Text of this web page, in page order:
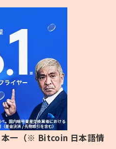
本一（※ Bitcoin 日本語情